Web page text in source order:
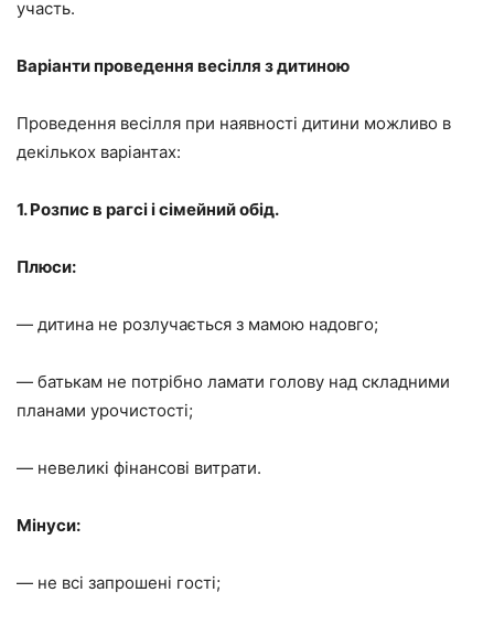
участь.
Варіанти проведення весілля з дитиною
Проведення весілля при наявності дитини можливо в
декількох варіантах:
1. Розпис в рагсі і сімейний обід.
Плюси:
— дитина не розлучається з мамою надовго;
— батькам не потрібно ламати голову над складними
планами урочистості;
— невеликі фінансові витрати.
Мінуси:
— не всі запрошені гості;